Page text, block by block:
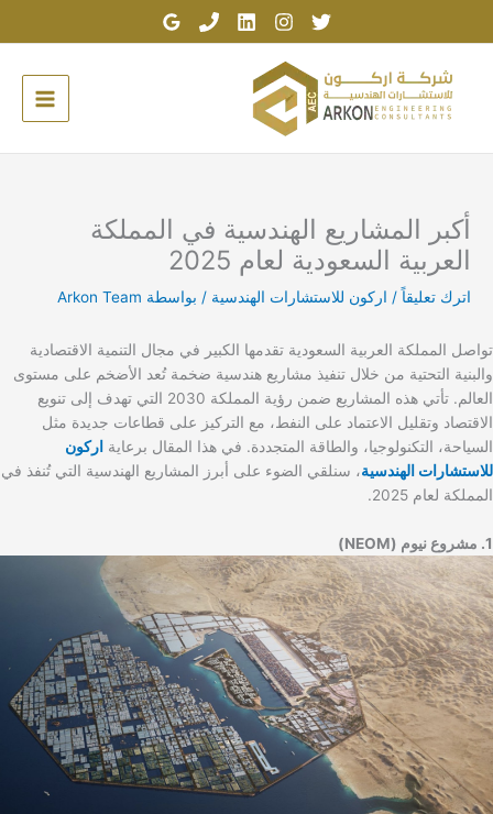
أكبر المشاريع الهندسية في المملكة
العربية السعودية لعام 2025
اترك تعليقاً / اركون للاستشارات الهندسية / بواسطة Arkon Team
تواصل المملكة العربية السعودية تقدمها الكبير في مجال التنمية الاقتصادية
والبنية التحتية من خلال تنفيذ مشاريع هندسية ضخمة تُعد الأضخم على مستوى
العالم. تأتي هذه المشاريع ضمن رؤية المملكة 2030 التي تهدف إلى تنويع
الاقتصاد وتقليل الاعتماد على النفط، مع التركيز على قطاعات جديدة مثل
السياحة، التكنولوجيا، والطاقة المتجددة. في هذا المقال برعاية اركون
للاستشارات الهندسية، سنلقي الضوء على أبرز المشاريع الهندسية التي تُنفذ في
المملكة لعام 2025.
1. مشروع نيوم (NEOM)